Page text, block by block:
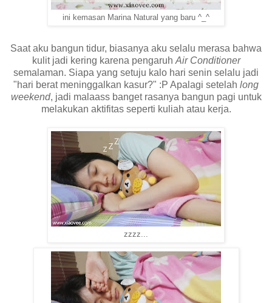
ini kemasan Marina Natural yang baru ^_^
Saat aku bangun tidur, biasanya aku selalu merasa bahwa
kulit jadi kering karena pengaruhAir Conditioner
semalaman. Siapa yang setuju kalo hari senin selalu jadi
"hari berat meninggalkan kasur?" :P Apalagi setelah long
weekend, jadi malaass banget rasanya bangun pagi untuk
melakukan aktifitas seperti kuliah atau kerja.
zzzz...